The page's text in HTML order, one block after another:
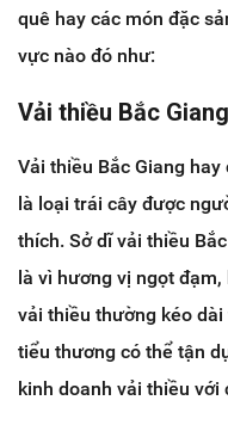
quê hay các món đặc
vực nào đó như:
Vải thiều Bắc Giang
Vải thiều Bắc Giang
là loại trái cây được
thích. Sở dĩ vải thiều
là vì hương vị ngọt
vải thiều thường kéo
tiểu thương có thể tận
kinh doanh vải thiều với